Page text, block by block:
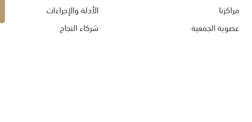
مراكزنا
عضوية الجمعية
الأدلة والإجراءات
شركاء النجاح